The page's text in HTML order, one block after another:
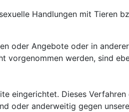
Handlungen mit Tieren
oder Angebote oder in
vorgenommen werden, sind
eingerichtet. Dieses
oder anderweitig gegen